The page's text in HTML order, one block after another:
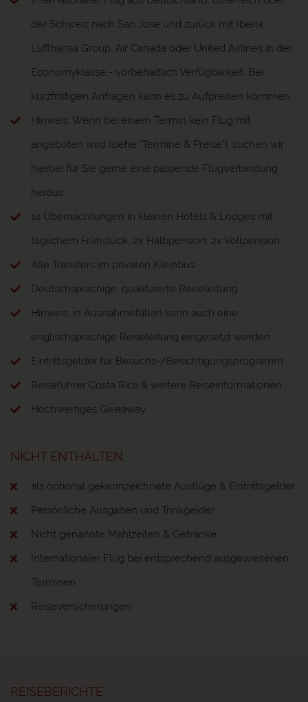
der Schweiz nach San Jose und zurück mit Iberia,
Lufthansa Group, Air Canada oder United Airlines in der
Economyklasse - vorbehaltlich Verfügbarkeit. Bei
kurzfristigen Anfragen kann es zu Aufpreisen kommen.
Hinweis: Wenn bei einem Termin kein Flug mit
angeboten wird (siehe "Termine & Preise"), suchen wir
hierbei für Sie gerne eine passende Flugverbindung
heraus.
14 Übernachtungen in kleinen Hotels & Lodges mit
täglichem Frühstück; 2x Halbpension; 2x Vollpension
Alle Transfers im privaten Kleinbus
Deutschsprachige, qualifizierte Reiseleitung.
Hinweis: in Ausnahmefällen kann auch eine
englischsprachige Reiseleitung eingesetzt werden.
Eintrittsgelder für Besuchs-/Besichtigungsprogramm
Reiseführer Costa Rica & weitere Reiseinformationen
Hochwertiges Giveaway
NICHT ENTHALTEN
als optional gekennzeichnete Ausflüge & Eintrittsgelder
Persönliche Ausgaben und Trinkgelder
Nicht genannte Mahlzeiten & Getränke
Internationaler Flug bei entsprechend ausgewiesenen
Terminen
Reiseversicherungen
REISEBERICHTE